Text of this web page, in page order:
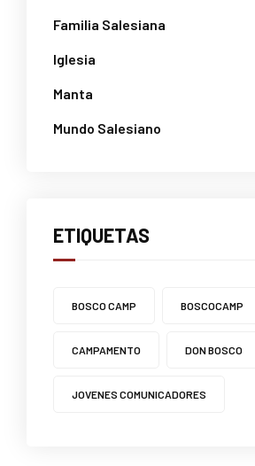
Familia Salesiana
Iglesia
Manta
Mundo Salesiano
ETIQUETAS
BOSCO CAMP BOSCOCAMP
CAMPAMENTO DON BOSCO
JOVENES COMUNICADORES